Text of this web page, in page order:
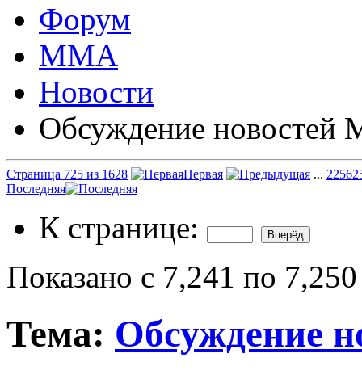
Форум
ММА
Новости
Обсуждение
Страница 725 из 1628 Первая ... 225
Последняя
К странице:
Показано с 7,241 по
Тема: Обсуждение